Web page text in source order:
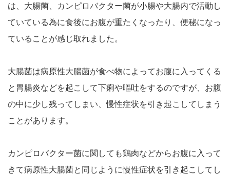
は、大腸菌、カンピロバクター菌が小腸や大腸内で活動し
ていている為に食後にお腹が重たくなったり、便秘になっ
ていることが感じ取れました。
大腸菌は病原性大腸菌が食べ物によってお腹に入ってくる
と胃腸炎などを起こして下痢や嘔吐をするのですが、お腹
の中に少し残ってしまい、慢性症状を引き起こしてしまう
ことがあります。
カンピロバクター菌に関しても鶏肉などからお腹に入って
きて病原性大腸菌と同じように慢性症状を引き起こしてし